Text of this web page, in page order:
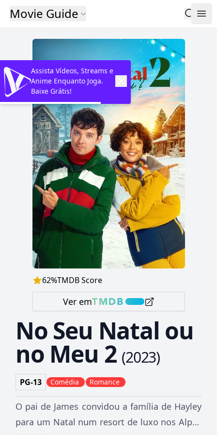
Movie Guide
62%TMDB Score
Ver em
No Seu Natal ou
no Meu 2 (2023)
PG-13 Comédia Romance
O pai de James convidou a família de Hayley
para um Natal num resort de luxo nos Alpes
Assista Vídeos, Streams e
Anime Enquanto Joga.
Baixe Grátis!